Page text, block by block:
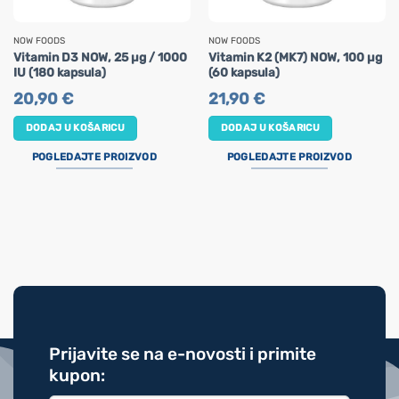
NOW FOODS
Vitamin D3 NOW, 25 µg / 1000
IU (180 kapsula)
20,90€
DODAJ U KOŠARICU
POGLEDAJTE PROIZVOD
NOW FOODS
Vitamin K2 (MK7) NOW, 100 µg
(60 kapsula)
21,90€
DODAJ U KOŠARICU
POGLEDAJTE PROIZVOD
Prijavite se na e-novosti i primite
kupon: